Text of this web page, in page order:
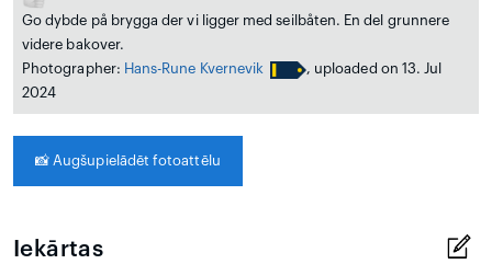
Go dybde på brygga der vi ligger med seilbåten. En del grunnere
videre bakover.
Photographer: Hans-Rune Kvernevik
, uploaded on 13. Jul
2024
📸 Augšupielādēt fotoattēlu
Iekārtas